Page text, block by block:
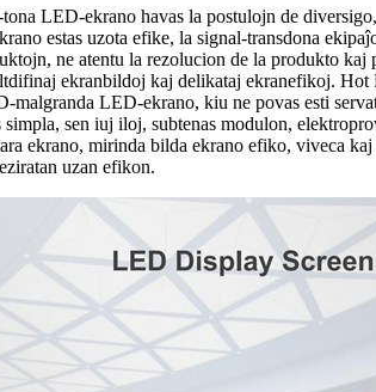
LED-ekrano havas la postulojn de
estas uzota efike, la signal-transdona
ne atentu la rezolucion de la produkto
ekranbildoj kaj delikataj ekranefikoj.
malgranda LED-ekrano, kiu ne povas esti
sen iuj iloj, subtenas modulon,
ekrano, mirinda bilda ekrano efiko, viveca
uzan efikon.